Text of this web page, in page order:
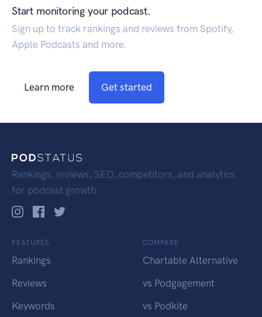
Start monitoring your podcast.
Sign up to track rankings and reviews from Spotify,
Apple Podcasts and more.
Learn more Get started
Rankings, reviews, SEO, competitors, and analytics
for podcast growth.
FEATURES
Rankings
Reviews
Keywords
COMPARE
Chartable Alternative
vs Podgagement
vs Podkite